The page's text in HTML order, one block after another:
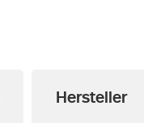
Hersteller